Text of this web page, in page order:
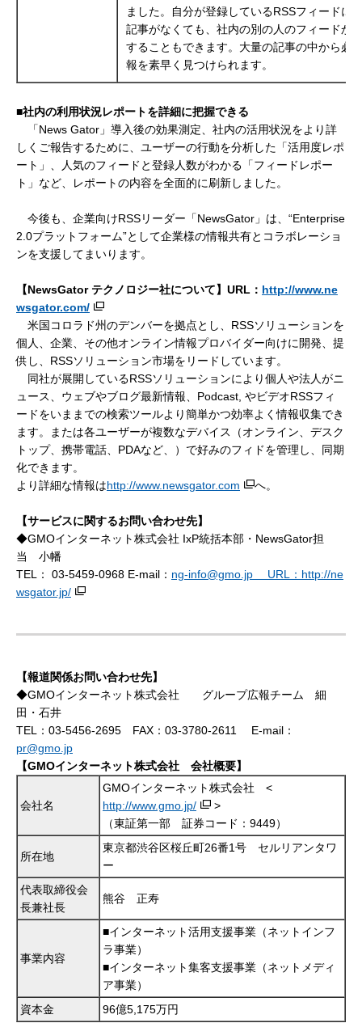
ました。自分が登録しているRSSフィードに
記事がなくても、社内の別の人のフィードか
することもできます。大量の記事の中から必
報を素早く見つけられます。
■社内の利用状況レポートを詳細に把握できる
「News Gator」導入後の効果測定、社内の活用状況をより詳
しくご報告するために、ユーザーの行動を分析した「活用度レポ
ート」、人気のフィードと登録人数がわかる「フィードレポー
ト」など、レポートの内容を全面的に刷新しました。
今後も、企業向けRSSリーダー「NewsGator」は、“Enterprise
2.0プラットフォーム”として企業様の情報共有とコラボレーショ
ンを支援してまいります。
【NewsGator テクノロジー社について】URL： http://www.ne
wsgator.com/
米国コロラド州のデンバーを拠点とし、RSSソリューションを
個人、企業、その他オンライン情報プロバイダー向けに開発、提
供し、RSSソリューション市場をリードしています。
同社が展開しているRSSソリューションにより個人や法人がニ
ュース、ウェブやブログ最新情報、Podcast, やビデオRSSフィ
ードをいままでの検索ツールより簡単かつ効率よく情報収集でき
ます。または各ユーザーが複数なデバイス（オンライン、デスク
トップ、携帯電話、PDAなど、）で好みのフィドを管理し、同期
化できます。
より詳細な情報はhttp://www.newsgator.com へ。
【サービスに関するお問い合わせ先】
◆GMOインターネット株式会社 IxP統括本部・NewsGator担
当 小幡
TEL： 03-5459-0968 E-mail： ng-info@gmo.jp URL： http://ne
wsgator.jp/
【報道関係お問い合わせ先】
◆GMOインターネット株式会社 グループ広報チーム 細
田・石井
TEL：03-5456-2695 FAX：03-3780-2611 E-mail：
pr@gmo.jp
【GMOインターネット株式会社 会社概要】
会社名
GMOインターネット株式会社 <
http://www.gmo.jp/
>
（東証第一部 証券コード：9449）
所在地
東京都渋谷区桜丘町26番1号 セルリアンタワ
ー
代表取締役会
長兼社長
熊谷 正寿
事業内容
■インターネット活用支援事業（ネットインフ
ラ事業）
■インターネット集客支援事業（ネットメディ
ア事業）
資本金
96億5,175万円